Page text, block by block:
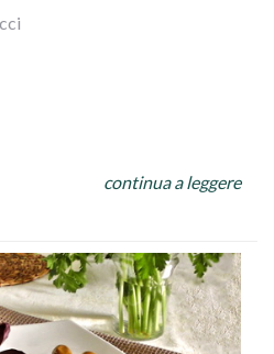
sale, olio a filo e una bella
con gusto!!
continua a leggere